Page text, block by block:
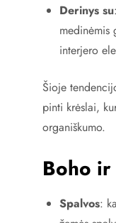
Derinys su
medinėmis
interjero
Šioje
pinti krėslai,
organiškumo.
Boho
Spalvos: